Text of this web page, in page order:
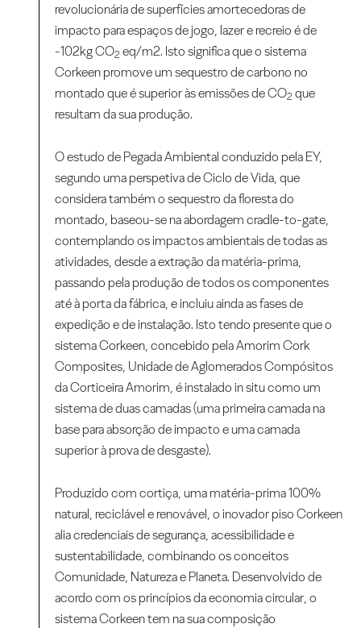
revolucionária de superfícies amortecedoras de
impacto para espaços de jogo, lazer e recreio é de
-102kg CO2 eq/m2. Isto significa que o sistema
Corkeen promove um sequestro de carbono no
montado que é superior às emissões de CO2 que
resultam da sua produção.
O estudo de Pegada Ambiental conduzido pela EY,
segundo uma perspetiva de Ciclo de Vida, que
considera também o sequestro da floresta do
montado, baseou-se na abordagem cradle-to-gate,
contemplando os impactos ambientais de todas as
atividades, desde a extração da matéria-prima,
passando pela produção de todos os componentes
até à porta da fábrica, e incluiu ainda as fases de
expedição e de instalação. Isto tendo presente que o
sistema Corkeen, concebido pela Amorim Cork
Composites, Unidade de Aglomerados Compósitos
da Corticeira Amorim, é instalado in situ como um
sistema de duas camadas (uma primeira camada na
base para absorção de impacto e uma camada
superior à prova de desgaste).
Produzido com cortiça, uma matéria-prima 100%
natural, reciclável e renovável, o inovador piso Corkeen
alia credenciais de segurança, acessibilidade e
sustentabilidade, combinando os conceitos
Comunidade, Natureza e Planeta. Desenvolvido de
acordo com os princípios da economia circular, o
sistema Corkeen tem na sua composição